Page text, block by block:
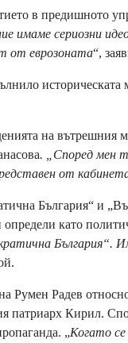
в предишното
имаме сериозни
от еврозоната“,
историческата
на вътрешния
. „Според мен
от
България“ и
като
България“.
Румен Радев
патриарх Кирил.
„Когато се